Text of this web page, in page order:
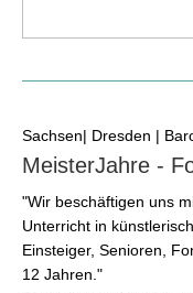
Sachsen| Dresden |
MeisterJahre -
"Wir beschäftigen uns
Unterricht in
Einsteiger, Senioren,
12 Jahren."